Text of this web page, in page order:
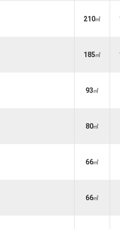
210㎡
185㎡
93㎡
80㎡
66㎡
66㎡